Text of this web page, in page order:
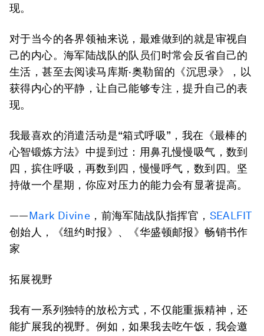
现。
对于当今的各界领袖来说，最难做到的就是审视自
己的内心。海军陆战队的队员们时常会反省自己的
生活，甚至去阅读马库斯·奥勒留的《沉思录》，以
获得内心的平静，让自己能够专注，提升自己的表
现。
我最喜欢的消遣活动是“箱式呼吸”，我在《最棒的
心智锻炼方法》中提到过：用鼻孔慢慢吸气，数到
四，摈住呼吸，再数到四，慢慢呼气，数到四。坚
持做一个星期，你应对压力的能力会有显著提高。
——Mark Divine ，前海军陆战队指挥官， SEALFIT
创始人，《纽约时报》、《华盛顿邮报》畅销书作
家
拓展视野
我有一系列独特的放松方式，不仅能重振精神，还
能扩展我的视野。例如，如果我去吃午饭，我会邀